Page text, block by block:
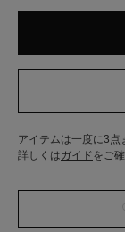
アイテムは一度に3点
詳しくはガイド をご